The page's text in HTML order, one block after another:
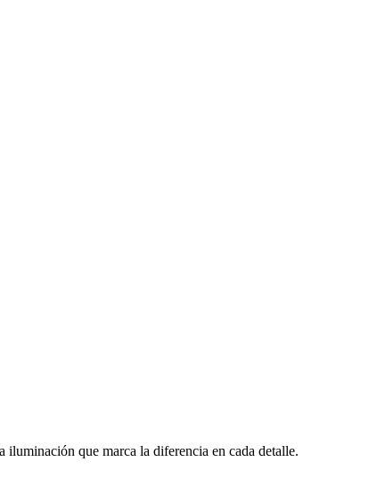
iluminación que marca la diferencia en cada detalle.